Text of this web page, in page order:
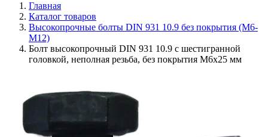
Главная
Каталог товаров
Высокопрочные болты DIN 931 10.9 без покрытия (M6-
M12)
Болт высокопрочный DIN 931 10.9 с шестигранной
головкой, неполная резьба, без покрытия M6x25 мм